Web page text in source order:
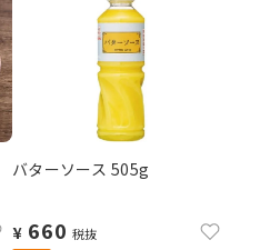
バターソース 505g
¥ 660 税抜